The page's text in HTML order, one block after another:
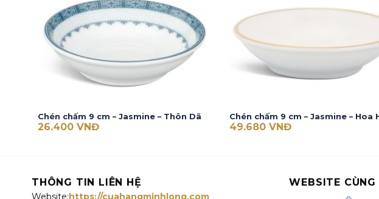
Chén chấm 9 cm – Jasmine – Thôn Dã
26.400 VNĐ
Chén chấm 9 cm – Jasmine – Hoa
49.680 VNĐ
THÔNG TIN LIÊN HỆ
Website:https://cuahangminhlong.com
WEBSITE